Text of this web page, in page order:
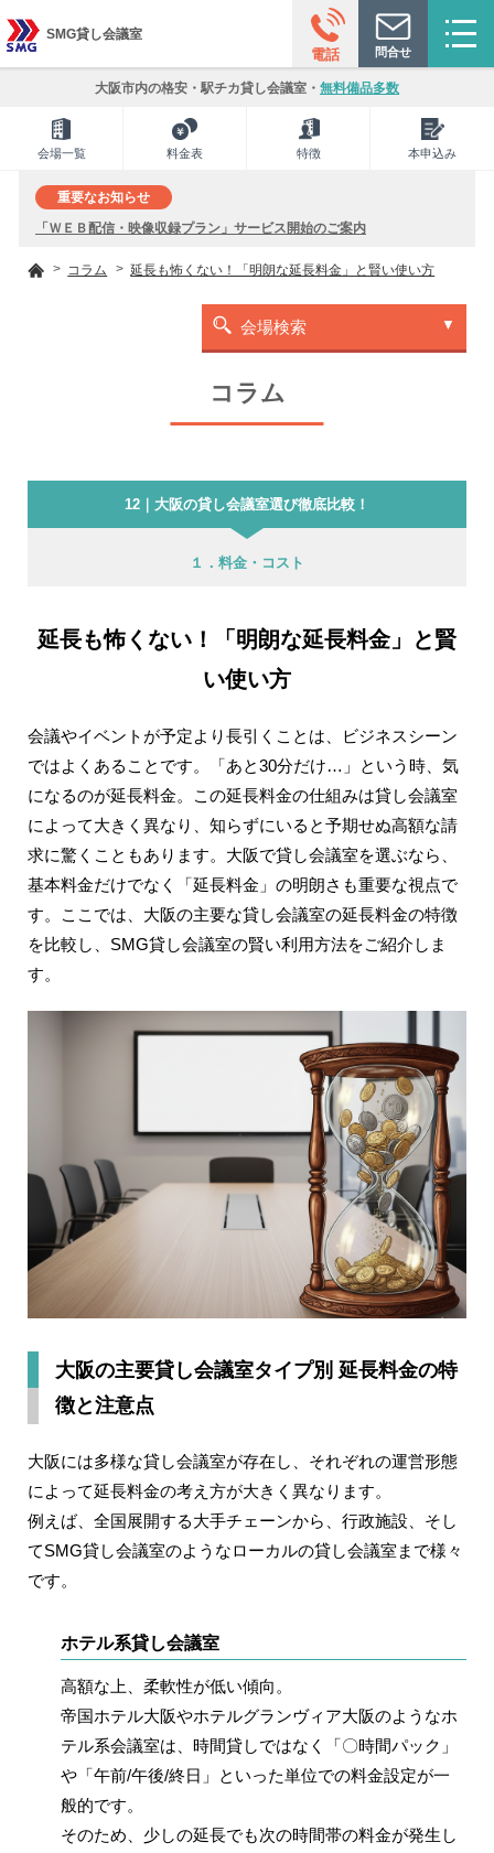
電話 問合せ
SMG貸し会議室
大阪市内の格安・駅チカ貸し会議室・ 無料備品多数
会場一覧 料金表 特徴 本申込み
重要なお知らせ
「ＷＥＢ配信・映像収録プラン」サービス開始のご案内
コラム 延長も怖くない！「明朗な延長料金」と賢い使い方
会場検索
コラム
12｜大阪の貸し会議室選び徹底比較！
１．料金・コスト
延長も怖くない！「明朗な延長料金」と賢
い使い方
会議やイベントが予定より長引くことは、ビジネスシーン
ではよくあることです。「あと30分だけ…」という時、気
になるのが延長料金。この延長料金の仕組みは貸し会議室
によって大きく異なり、知らずにいると予期せぬ高額な請
求に驚くこともあります。大阪で貸し会議室を選ぶなら、
基本料金だけでなく「延長料金」の明朗さも重要な視点で
す。ここでは、大阪の主要な貸し会議室の延長料金の特徴
を比較し、SMG貸し会議室の賢い利用方法をご紹介しま
す。
大阪の主要貸し会議室タイプ別 延長料金の特
徴と注意点
大阪には多様な貸し会議室が存在し、それぞれの運営形態
によって延長料金の考え方が大きく異なります。
例えば、全国展開する大手チェーンから、行政施設、そし
てSMG貸し会議室のようなローカルの貸し会議室まで様々
です。
ホテル系貸し会議室
高額な上、柔軟性が低い傾向。
帝国ホテル大阪やホテルグランヴィア大阪のようなホ
テル系会議室は、時間貸しではなく「〇時間パック」
や「午前/午後/終日」といった単位での料金設定が一
般的です。
そのため、少しの延長でも次の時間帯の料金が発生し